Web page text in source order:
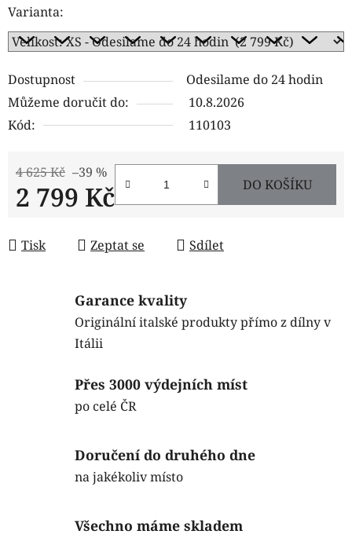
Varianta:
Dostupnost
Odesilame do 24 hodin
Můžeme doručit do:
10.8.2026
Kód:
110103
4 625 Kč –39 %
2 799 Kč DO KOŠÍKU
Tisk Zeptat se Sdílet
Garance kvality
Originální italské produkty přímo z dílny v
Itálii
Přes 3000 výdejních míst
po celé ČR
Doručení do druhého dne
na jakékoliv místo
Všechno máme skladem